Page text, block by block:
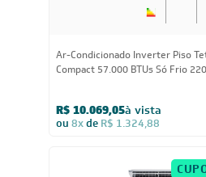
Ar-Condicionado Inverter Piso
Compact 57.000 BTUs Só Frio
R$ 10.069,05à vista
ou 8xde R$ 1.324,88